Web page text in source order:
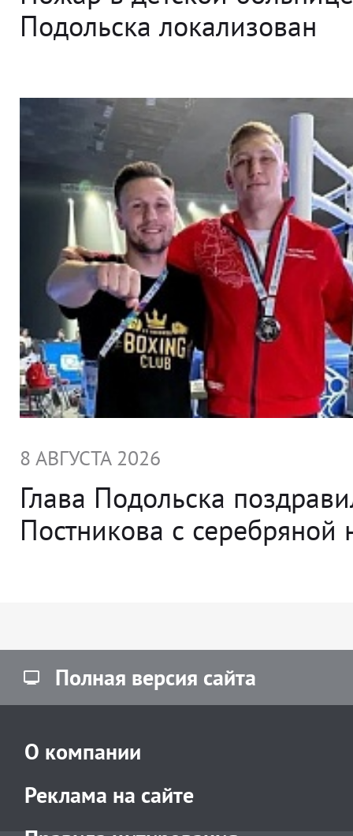
Подольска локализован
8 АВГУСТА 2026
Глава Подольска
Постникова с серебряной
Полная версия сайта
О компании
Реклама на сайте